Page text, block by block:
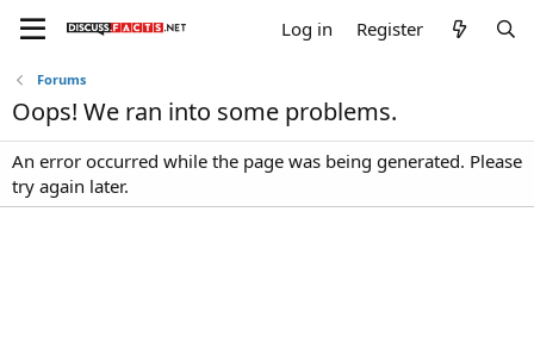
Log in Register
Forums
Oops! We ran into some problems.
An error occurred while the page was being generated. Please
try again later.